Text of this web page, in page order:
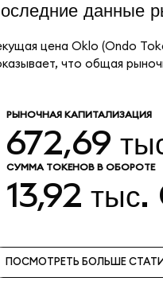
цена Oklo (Ondo
что общая
РЫНОЧНАЯ КАПИТАЛИЗАЦИЯ
672,69
СУММА ТОКЕНОВ В ОБОРОТЕ
13,92 тыс.
ПОСМОТРЕТЬ БОЛЬШЕ